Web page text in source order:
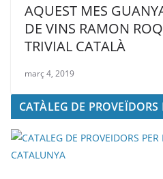
AQUEST MES
DE VINS RAMON
TRIVIAL CATALÀ
març 4, 2019
CATÀLEG DE PROVEÏDORS